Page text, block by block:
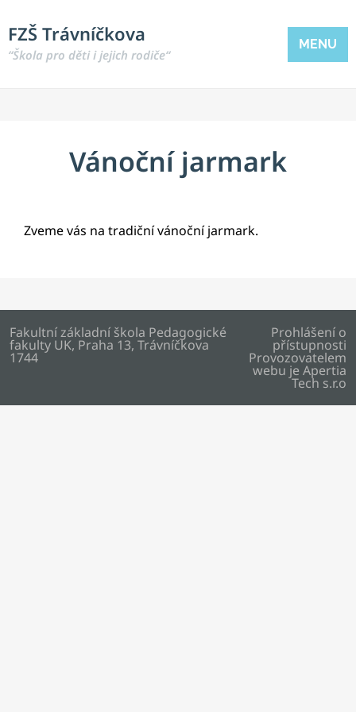
FZŠ Trávníčkova
“Škola pro děti i jejich rodiče“
MENU
Vánoční jarmark
Zveme vás na tradiční vánoční jarmark.
Fakultní základní škola Pedagogické
fakulty UK, Praha 13, Trávníčkova
1744
Prohlášení o
přístupnosti
Provozovatelem
webu je Apertia
Tech s.r.o